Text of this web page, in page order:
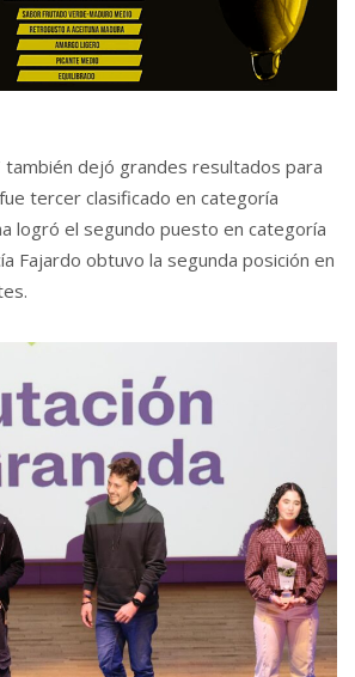
también dejó grandes resultados para
tercer clasificado en categoría
logró el segundo puesto en categoría
Fajardo obtuvo la segunda posición en